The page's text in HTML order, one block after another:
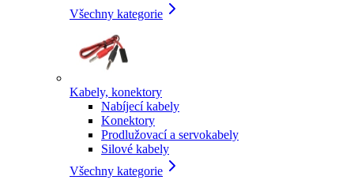
Všechny kategorie
Kabely, konektory
Nabíjecí kabely
Konektory
Prodlužovací a servokabely
Silové kabely
Všechny kategorie